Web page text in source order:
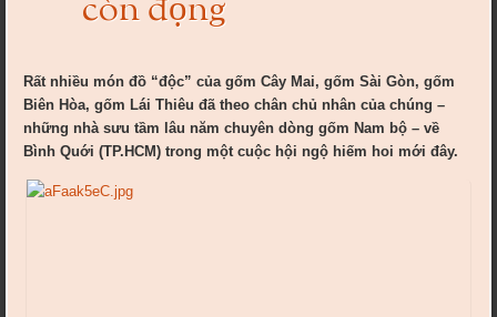
còn đọng
Rất nhiều món đồ “độc” của gốm Cây Mai, gốm Sài Gòn, gốm
Biên Hòa, gốm Lái Thiêu đã theo chân chủ nhân của chúng –
những nhà sưu tầm lâu năm chuyên dòng gốm Nam bộ – về
Bình Quới (TP.HCM) trong một cuộc hội ngộ hiếm hoi mới đây.